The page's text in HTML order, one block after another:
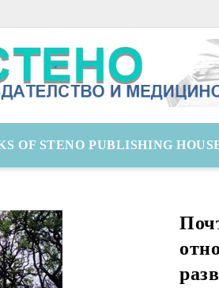
OF STENO PUBLISHING